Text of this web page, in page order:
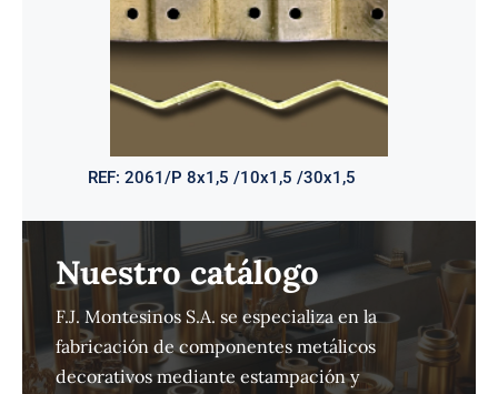
REF: 2061/P 8x1,5 /10x1,5 /30x1,5
Nuestro catálogo
F.J. Montesinos S.A. se especializa en la
fabricación de componentes metálicos
decorativos mediante estampación y